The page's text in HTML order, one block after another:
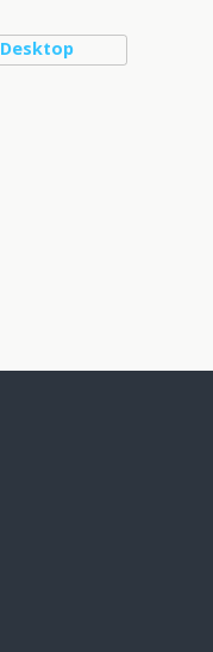
Desktop